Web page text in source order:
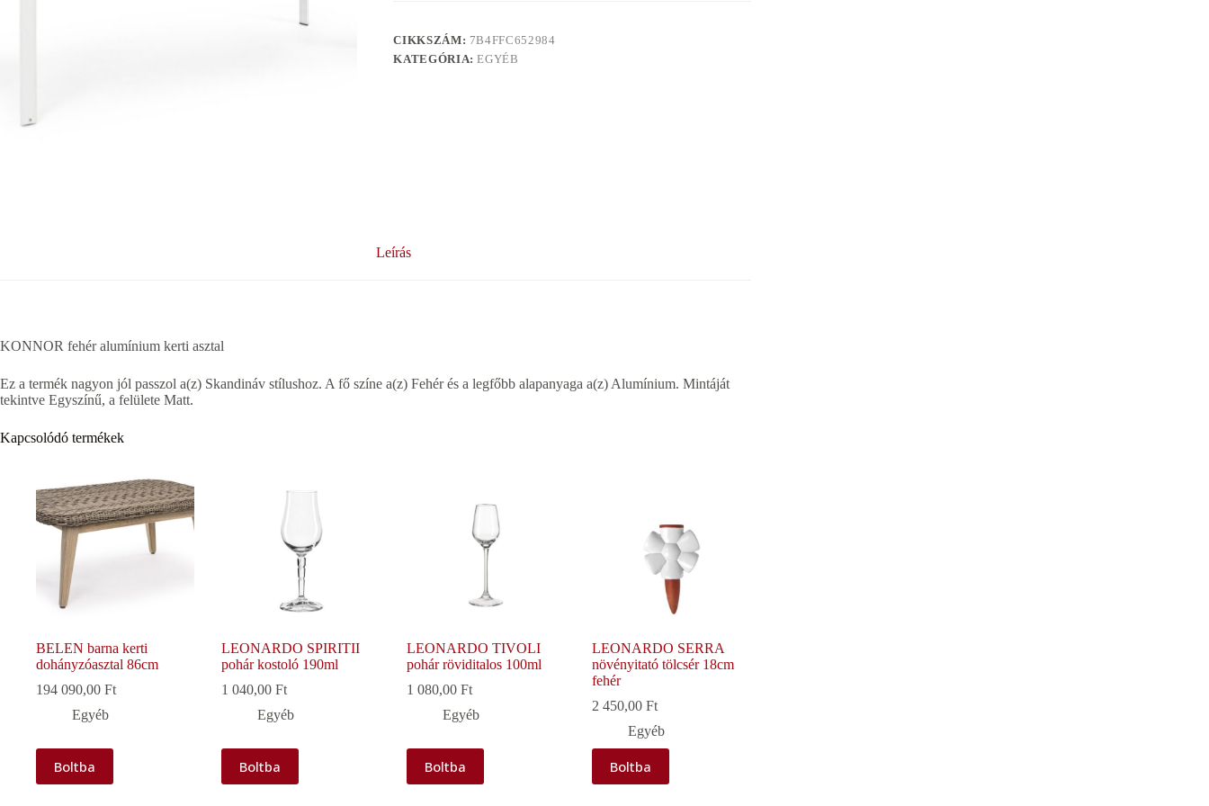
CIKKSZÁM: 7B4FFC652984
KATEGÓRIA:EGYÉB
Leírás
KONNOR fehér alumínium kerti asztal
Ez a termék nagyon jól passzol a(z) Skandináv stílushoz. A fő színe a(z) Fehér és a legfőbb alapanyaga a(z) Alumínium. Mintáját
tekintve Egyszínű, a felülete Matt.
Kapcsolódó termékek
BELEN barna kerti
dohányzóasztal 86cm
194 090,00 Ft
Egyéb
Boltba
LEONARDO SPIRITII
pohár kostoló 190ml
1 040,00Ft
Egyéb
Boltba
LEONARDO TIVOLI
pohár röviditalos 100ml
1 080,00Ft
Egyéb
Boltba
LEONARDO SERRA
növényitató tölcsér 18cm
fehér
2 450,00Ft
Egyéb
Boltba